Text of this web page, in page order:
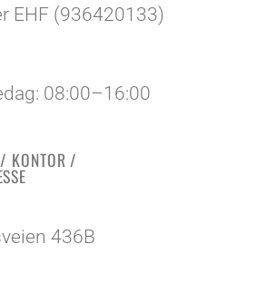
EHF (936420133)
08:00–16:00
KONTOR /
436B